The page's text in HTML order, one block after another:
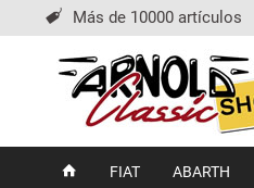
Más de 10000 artículos
FIAT ABARTH